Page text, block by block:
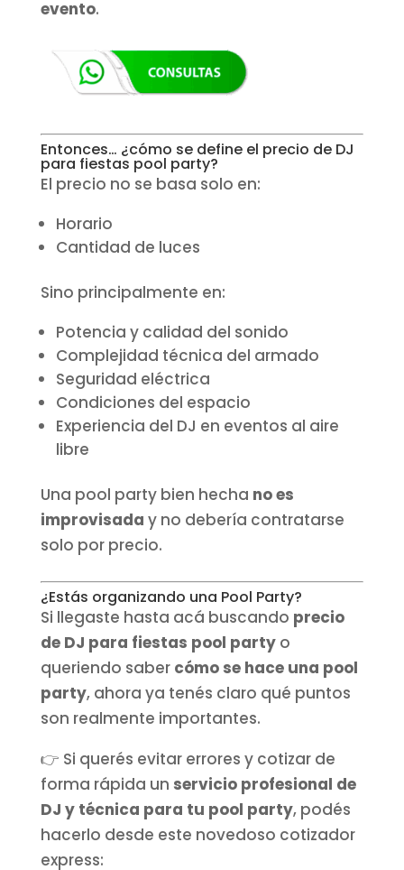
evento.
Entonces… ¿cómo se define el precio de DJ
para fiestas pool party?
El precio no se basa solo en:
Horario
Cantidad de luces
Sino principalmente en:
Potencia y calidad del sonido
Complejidad técnica del armado
Seguridad eléctrica
Condiciones del espacio
Experiencia del DJ en eventos al aire
libre
Una pool party bien hecha no es
improvisada y no debería contratarse
solo por precio.
¿Estás organizando una Pool Party?
Si llegaste hasta acá buscando precio
de DJ para fiestas pool partyo
queriendo saber cómo se hace una pool
party, ahora ya tenés claro qué puntos
son realmente importantes.
👉 Si querés evitar errores y cotizar de
forma rápida un servicio profesional de
DJ y técnica para tu pool party, podés
hacerlo desde este novedoso cotizador
express: